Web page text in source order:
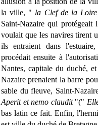
la ville, " la Clef de la Loire
Saint-Nazaire qui protégeait
voulait que les navires tirent
ils entraient dans
procédait ensuite à
Nantes, capitale du duché,
Nazaire prenaient la barre
sable du fleuve, Saint-
Aperit et nemo claudit"("
bas latin ce fait. Enfin,